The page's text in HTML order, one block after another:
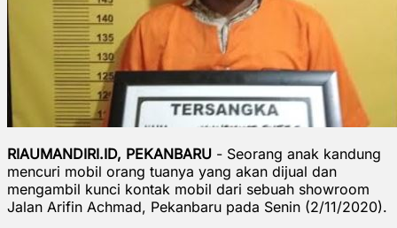
RIAUMANDIRI.ID, PEKANBARU - Seorang anak kandung
mencuri mobil orang tuanya yang akan dijual dan
mengambil kunci kontak mobil dari sebuah showroom
Jalan Arifin Achmad, Pekanbaru pada Senin (2/11/2020).